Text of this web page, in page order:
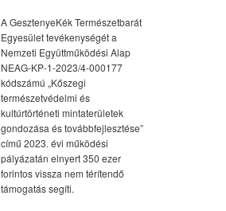
A GesztenyeKék Természetbarát
Egyesület tevékenységét a
Nemzeti Együttműködési Alap
NEAG-KP-1-2023/4-000177
kódszámú „Kőszegi
természetvédelmi és
kultúrtörténeti mintaterületek
gondozása és továbbfejlesztése”
című 2023. évi működési
pályázatán elnyert 350 ezer
forintos vissza nem térítendő
támogatás segíti.